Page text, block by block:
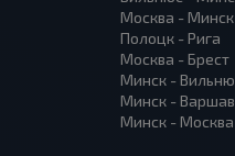
Москва - Минск
Полоцк - Рига
Москва - Брест
Минск -
Минск -
Минск - Москва